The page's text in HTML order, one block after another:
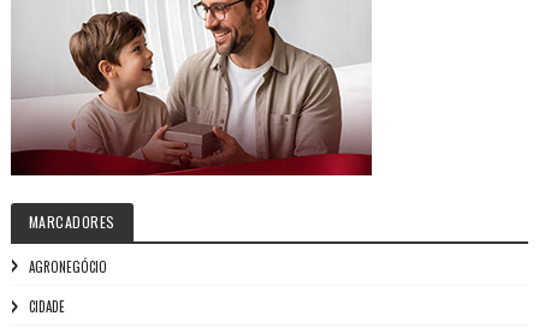
MARCADORES
AGRONEGÓCIO
CIDADE